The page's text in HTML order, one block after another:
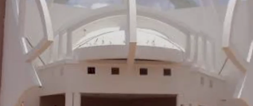
Révisé Vfinal _13 sep 13